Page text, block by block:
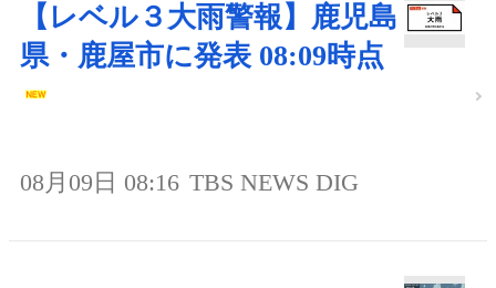
【レベル３大雨警報】鹿児島
県・鹿屋市に発表 08:09時点
08月09日 08:16 TBS NEWS DIG